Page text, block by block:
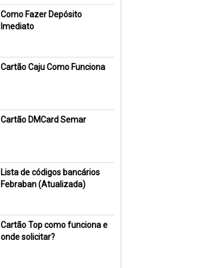
Como Fazer Depósito
Imediato
Cartão Caju Como Funciona
Cartão DMCard Semar
Lista de códigos bancários
Febraban (Atualizada)
Cartão Top como funciona e
onde solicitar?